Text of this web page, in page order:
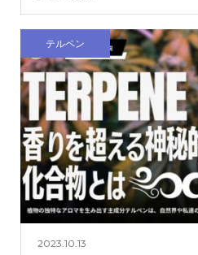
2023.10.13
テルペン